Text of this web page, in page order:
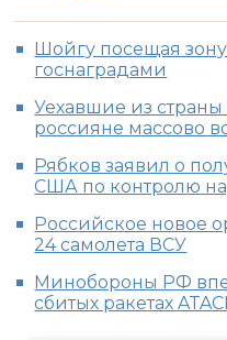
Шойгу посещая
госнаградами
Уехавшие из
россияне массово
Рябков заявил о
США по контролю
Российское новое
24 самолета ВСУ
Минобороны РФ
сбитых ракетах